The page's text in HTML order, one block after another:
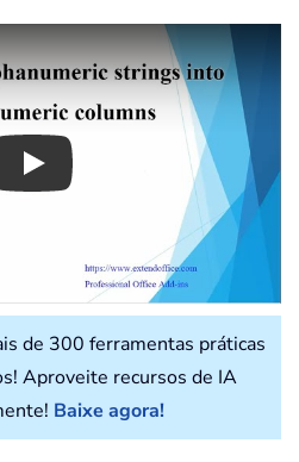
Play
de 300 ferramentas práticas
Aproveite recursos de IA
Baixe agora!